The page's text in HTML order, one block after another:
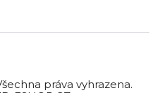
práva vyhrazena.